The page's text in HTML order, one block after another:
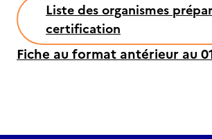
Liste des organismes
certification
Fiche au format antérieur au